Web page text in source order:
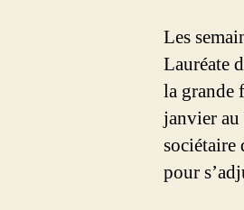
Les
Lauréate
la grande
janvier
sociétaire
pour